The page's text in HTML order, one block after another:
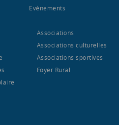
Associations
Associations culturelles
Associations sportives
Foyer Rural
Evènements